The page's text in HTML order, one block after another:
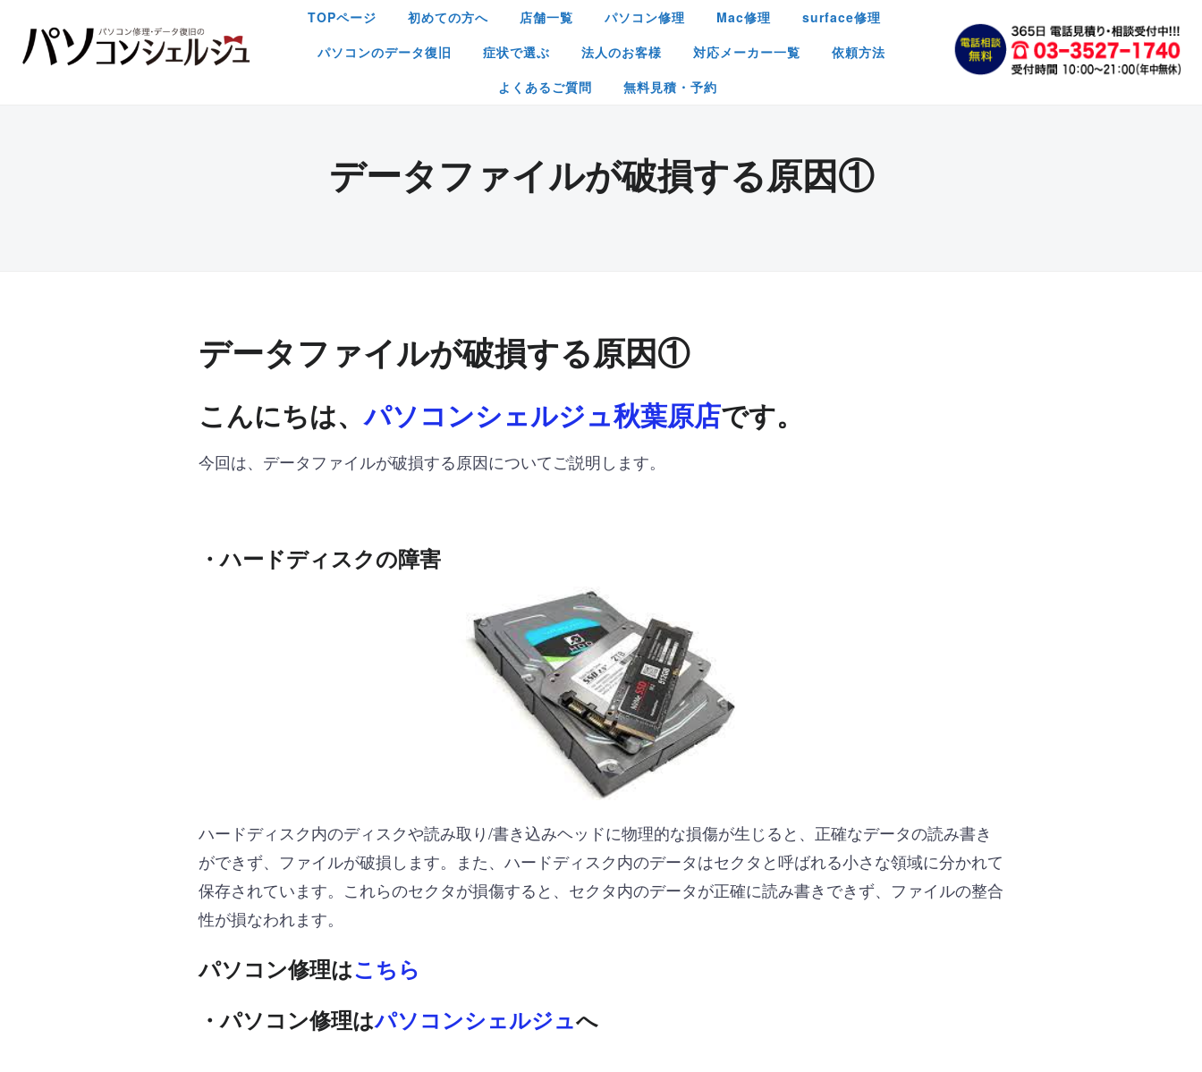
TOPページ 初めての方へ 店舗一覧 パソコン修理 Mac修理
surface修理
パソコンのデータ復旧
症状で選ぶ 法人のお客様 対応メーカー一覧
依頼方法
よくあるご質問
無料見積・予約
データファイルが破損する原因①
データファイルが破損する原因①
こんにちは、パソコンシェルジュ秋葉原店です。
今回は、データファイルが破損する原因についてご説明します。
・ハードディスクの障害
ハードディスク内のディスクや読み取り/書き込みヘッドに物理的な損傷が生じると、正確なデータの読み書き
ができず、ファイルが破損します。また、ハードディスク内のデータはセクタと呼ばれる小さな領域に分かれて
保存されています。これらのセクタが損傷すると、セクタ内のデータが正確に読み書きできず、ファイルの整合
性が損なわれます。
パソコン修理はこちら
・パソコン修理はパソコンシェルジュへ